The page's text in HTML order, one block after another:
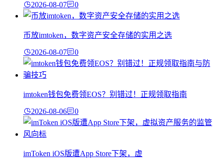
2026-08-07 0
币放imtoken，数字资产安全存储的实用之选
2026-08-07 0
imtoken钱包免费领EOS？别错过！正规领取指南
2026-08-06 0
imToken iOS版遭App Store下架，虚